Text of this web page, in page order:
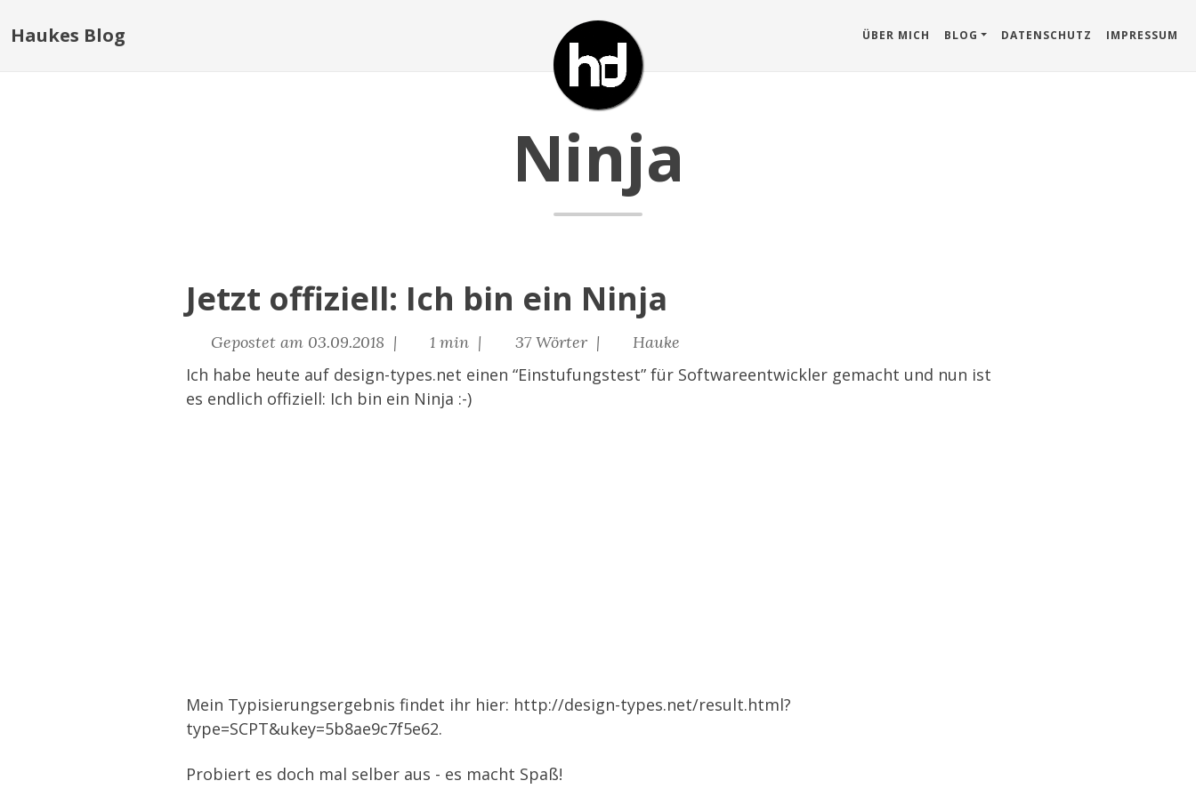
Haukes Blog ÜBER MICH BLOG DATENSCHUTZ IMPRESSUM
Ninja
Jetzt offiziell: Ich bin ein Ninja
Gepostet am 03.09.2018 | 1 min | 37 Wörter | Hauke
Ich habe heute auf design-types.net einen “Einstufungstest” für Softwareentwickler gemacht und nun ist
es endlich offiziell: Ich bin ein Ninja :-)
Mein Typisierungsergebnis findet ihr hier: http://design-types.net/result.html?
type=SCPT&ukey=5b8ae9c7f5e62.
Probiert es doch mal selber aus - es macht Spaß!